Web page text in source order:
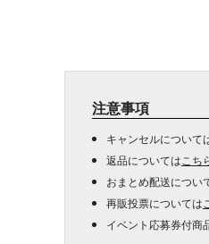
注意事項
キャンセルについて
返品については こち
おまとめ配送につい
再販投票については
イベント応募券付商